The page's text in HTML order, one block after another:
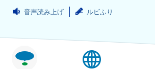
音声読み上げ ルビふり